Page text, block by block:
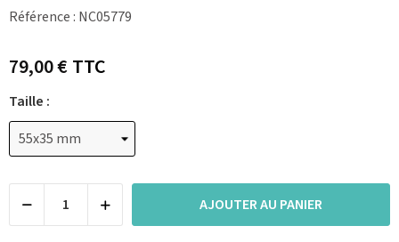
Référence : NC05779
79,00 €TTC
Taille :
AJOUTER AU PANIER